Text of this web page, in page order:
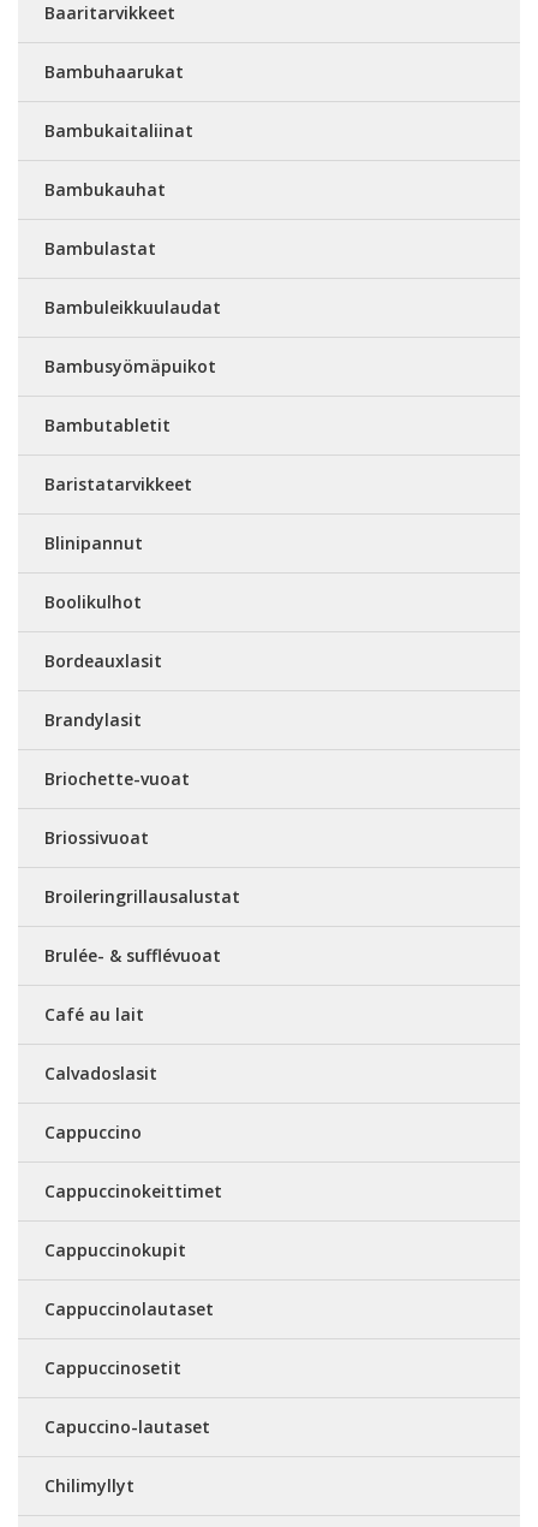
Baaritarvikkeet
Bambuhaarukat
Bambukaitaliinat
Bambukauhat
Bambulastat
Bambuleikkuulaudat
Bambusyömäpuikot
Bambutabletit
Baristatarvikkeet
Blinipannut
Boolikulhot
Bordeauxlasit
Brandylasit
Briochette-vuoat
Briossivuoat
Broileringrillausalustat
Brulée- & sufflévuoat
Café au lait
Calvadoslasit
Cappuccino
Cappuccinokeittimet
Cappuccinokupit
Cappuccinolautaset
Cappuccinosetit
Capuccino-lautaset
Chilimyllyt